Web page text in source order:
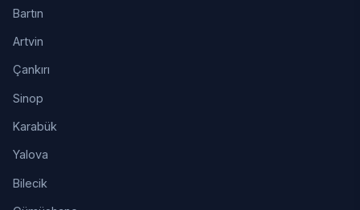
Bartın
Artvin
Çankırı
Sinop
Karabük
Yalova
Bilecik